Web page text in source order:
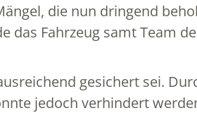
die nun dringend
das Fahrzeug samt Team
gesichert sei.
jedoch verhindert